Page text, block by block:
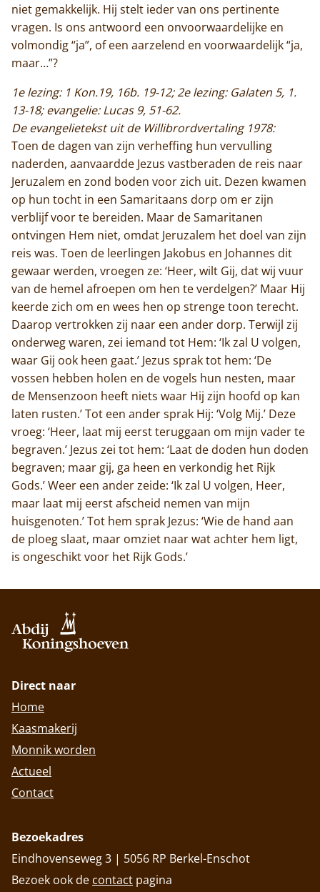
niet gemakkelijk. Hij stelt ieder van ons pertinente
vragen. Is ons antwoord een onvoorwaardelijke en
volmondig “ja”, of een aarzelend en voorwaardelijk “ja,
maar…”?
1e lezing: 1 Kon.19, 16b. 19-12; 2e lezing: Galaten 5, 1.
13-18; evangelie: Lucas 9, 51-62.
De evangelietekst uit de Willibrordvertaling 1978:
Toen de dagen van zijn verheffing hun vervulling
naderden, aanvaardde Jezus vastberaden de reis naar
Jeruzalem en zond boden voor zich uit. Dezen kwamen
op hun tocht in een Samaritaans dorp om er zijn
verblijf voor te bereiden. Maar de Samaritanen
ontvingen Hem niet, omdat Jeruzalem het doel van zijn
reis was. Toen de leerlingen Jakobus en Johannes dit
gewaar werden, vroegen ze: ‘Heer, wilt Gij, dat wij vuur
van de hemel afroepen om hen te verdelgen?’ Maar Hij
keerde zich om en wees hen op strenge toon terecht.
Daarop vertrokken zij naar een ander dorp. Terwijl zij
onderweg waren, zei iemand tot Hem: ‘Ik zal U volgen,
waar Gij ook heen gaat.’ Jezus sprak tot hem: ‘De
vossen hebben holen en de vogels hun nesten, maar
de Mensenzoon heeft niets waar Hij zijn hoofd op kan
laten rusten.’ Tot een ander sprak Hij: ‘Volg Mij.’ Deze
vroeg: ‘Heer, laat mij eerst teruggaan om mijn vader te
begraven.’ Jezus zei tot hem: ‘Laat de doden hun doden
begraven; maar gij, ga heen en verkondig het Rijk
Gods.’ Weer een ander zeide: ‘Ik zal U volgen, Heer,
maar laat mij eerst afscheid nemen van mijn
huisgenoten.’ Tot hem sprak Jezus: ‘Wie de hand aan
de ploeg slaat, maar omziet naar wat achter hem ligt,
is ongeschikt voor het Rijk Gods.’
Direct naar
Home
Kaasmakerij
Monnik worden
Actueel
Contact
Bezoekadres
Eindhovenseweg 3 | 5056 RP Berkel-Enschot
Bezoek ook de contact pagina